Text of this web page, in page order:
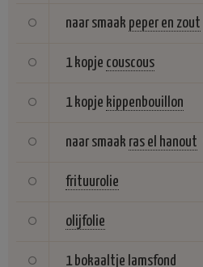
naar smaak peper en zout
1 kopje couscous
1 kopje kippenbouillon
naar smaak ras el hanout
frituurolie
olijfolie
1 bokaaltje lamsfond